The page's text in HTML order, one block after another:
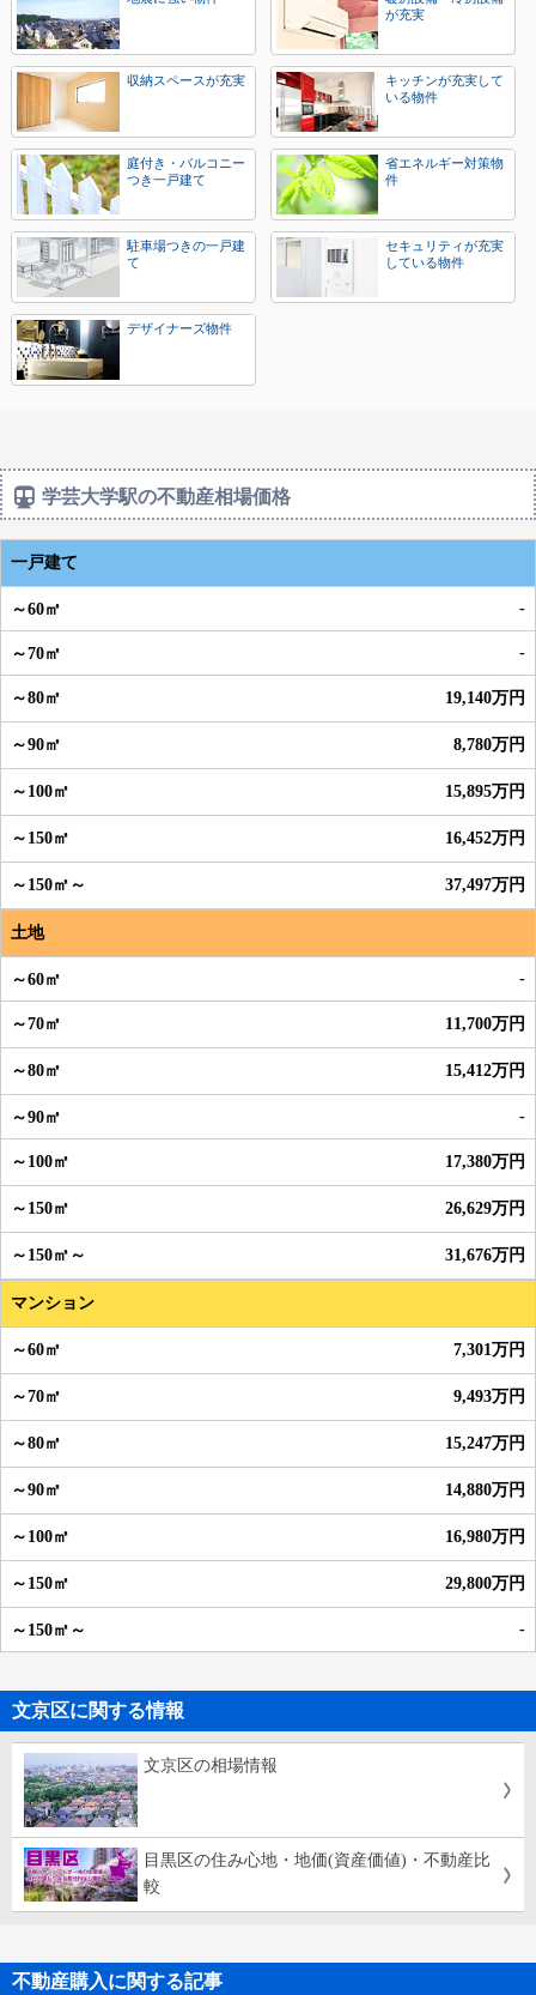
が充実
収納スペースが充実
キッチンが充実して
いる物件
庭付き・バルコニー
つき一戸建て
省エネルギー対策物
件
駐車場つきの一戸建
て
セキュリティが充実
している物件
デザイナーズ物件
学芸大学駅の不動産相場価格
一戸建て
-
-
19,140万円
8,780万円
15,895万円
16,452万円
37,497万円
土地
-
11,700万円
15,412万円
-
17,380万円
26,629万円
31,676万円
マンション
7,301万円
9,493万円
15,247万円
14,880万円
16,980万円
29,800万円
-
文京区に関する情報
文京区の相場情報
目黒区の住み心地・地価(資産価値)・不動産比
較
不動産購入に関する記事